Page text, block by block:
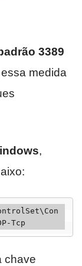
3389
essa medida
,
Tcp
chave